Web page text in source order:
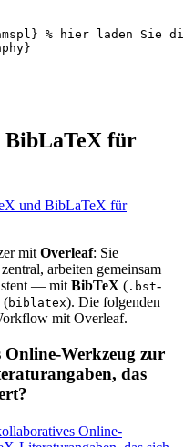
% hier laden Sie
BibLaTeX für
und BibLaTeX für
mit Overleaf: Sie
arbeiten gemeinsam
— mit BibTeX ( .bst-
(biblatex). Die folgenden
mit Overleaf.
Online-Werkzeug zur
das
Online-